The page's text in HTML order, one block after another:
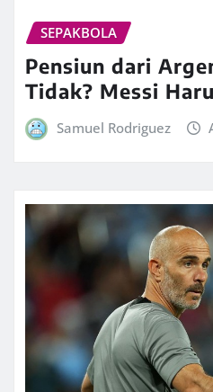
SEPAKBOLA
Pensiun dari
Tidak? Messi
Samuel Rodriguez